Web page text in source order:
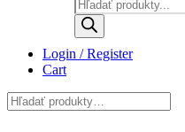
search
Login / Register
Cart